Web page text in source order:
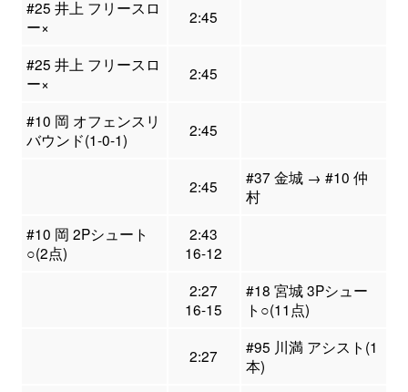
#25 井上 フリースロ
ー×
2:45
#25 井上 フリースロ
ー×
2:45
#10 岡 オフェンスリ
バウンド(1-0-1)
2:45
2:45
#37 金城 → #10 仲
村
#10 岡 2Pシュート
○(2点)
2:43
16-12
2:27
16-15
#18 宮城 3Pシュー
ト○(11点)
2:27
#95 川満 アシスト(1
本)